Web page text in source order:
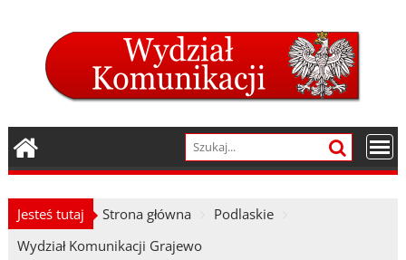
Jesteś tutaj Strona główna
Podlaskie
Wydział Komunikacji Grajewo